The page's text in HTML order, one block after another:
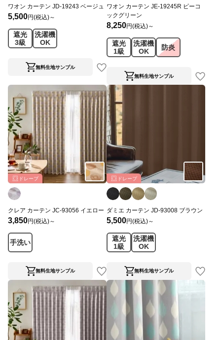
ワオン カーテン JD-19243 ベージュ
5,500円(税込)～
遮光
3級
洗濯機
OK
無料生地サンプル
ワオン カーテン JE-19245R ピーコ
ックグリーン
8,250円(税込)～
遮光
1級
洗濯機
OK
防炎
無料生地サンプル
ドレープ
クレア カーテン JC-93056 イエロー
3,850円(税込)～
手洗い
無料生地サンプル
ドレープ
ダミエ カーテン JD-93008 ブラウン
5,500円(税込)～
遮光
1級
洗濯機
OK
無料生地サンプル